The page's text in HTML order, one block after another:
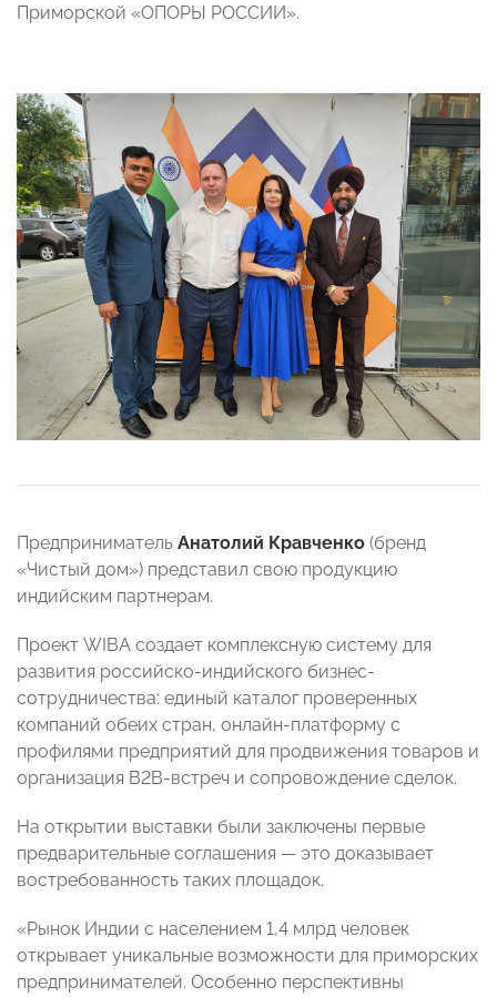
Приморской «ОПОРЫ РОССИИ».
Предприниматель Анатолий Кравченко (бренд
«Чистый дом») представил свою продукцию
индийским партнерам.
Проект WIBA создает комплексную систему для
развития российско-индийского бизнес-
сотрудничества: единый каталог проверенных
компаний обеих стран, онлайн-платформу с
профилями предприятий для продвижения товаров и
организация B2B-встреч и сопровождение сделок.
На открытии выставки были заключены первые
предварительные соглашения — это доказывает
востребованность таких площадок.
«Рынок Индии с населением 1,4 млрд человек
открывает уникальные возможности для приморских
предпринимателей. Особенно перспективны